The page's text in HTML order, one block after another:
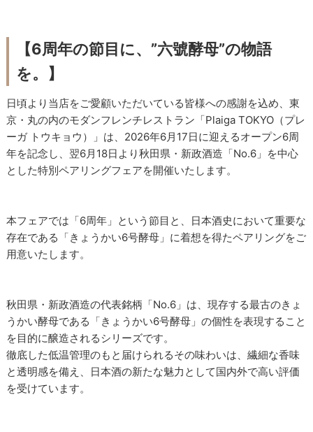
【6周年の節目に、”六號酵母”の物語
を。】
日頃より当店をご愛顧いただいている皆様への感謝を込め、東
京・丸の内のモダンフレンチレストラン「Plaiga TOKYO（プレ
ーガ トウキョウ）」は、2026年6月17日に迎えるオープン6周
年を記念し、翌6月18日より秋田県・新政酒造「No.6」を中心
とした特別ペアリングフェアを開催いたします。
本フェアでは「6周年」という節目と、日本酒史において重要な
存在である「きょうかい6号酵母」に着想を得たペアリングをご
用意いたします。
秋田県・新政酒造の代表銘柄「No.6」は、現存する最古のきょ
うかい酵母である「きょうかい6号酵母」の個性を表現すること
を目的に醸造されるシリーズです。
徹底した低温管理のもと届けられるその味わいは、繊細な香味
と透明感を備え、日本酒の新たな魅力として国内外で高い評価
を受けています。